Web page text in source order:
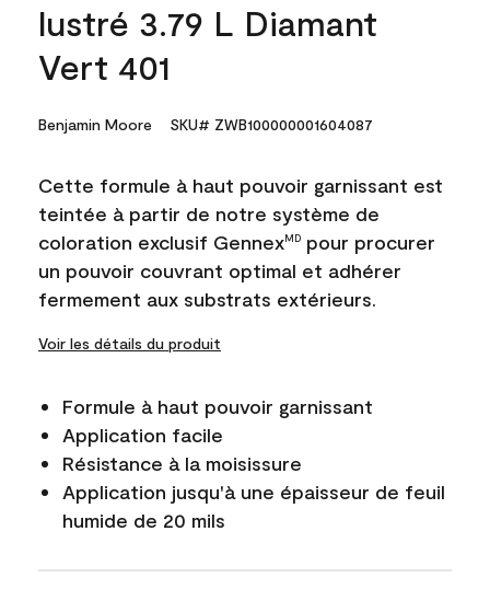
lustré 3.79 L Diamant
Vert 401
Benjamin Moore SKU# ZWB100000001604087
Cette formule à haut pouvoir garnissant est
teintée à partir de notre système de
coloration exclusif GennexMD pour procurer
un pouvoir couvrant optimal et adhérer
fermement aux substrats extérieurs.
Voir les détails du produit
Formule à haut pouvoir garnissant
Application facile
Résistance à la moisissure
Application jusqu'à une épaisseur de feuil
humide de 20 mils